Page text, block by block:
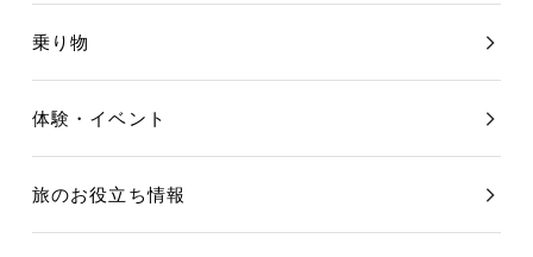
乗り物
体験・イベント
旅のお役立ち情報